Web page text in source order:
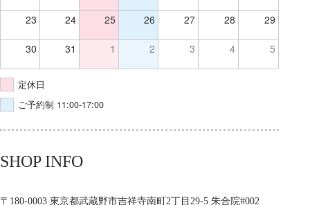
23 24 25 26 27 28 29
30 31 1 2 3 4 5
定休日
ご予約制 11:00-17:00
SHOP INFO
〒180-0003 東京都武蔵野市吉祥寺南町2丁目29-5 朱合院#002